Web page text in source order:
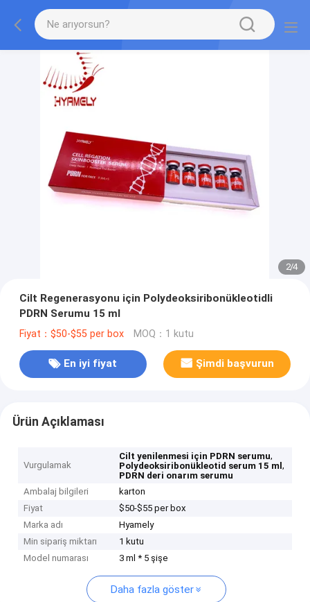
2/4
Cilt Regenerasyonu için Polydeoksiribonükleotidli
PDRN Serumu 15 ml
Fiyat：$50-$55 per box MOQ：1 kutu
En iyi fiyat Şimdi başvurun
Ürün Açıklaması
Vurgulamak
Cilt yenilenmesi için PDRN serumu,
Polydeoksiribonükleotid serum 15 ml,
PDRN deri onarım serumu
Ambalaj bilgileri
karton
Fiyat
$50-$55 per box
Marka adı
Hyamely
Min sipariş miktarı
1 kutu
Model numarası
3 ml * 5 şişe
Daha fazla göster